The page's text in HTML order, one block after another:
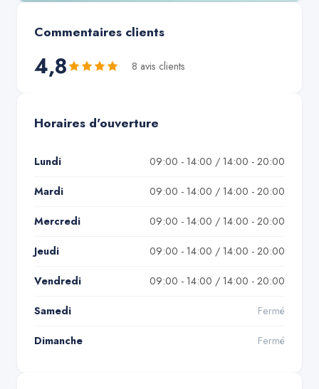
Commentaires clients
4,8 8 avis clients
Horaires d'ouverture
Lundi 09:00 - 14:00 / 14:00 - 20:00
Mardi 09:00 - 14:00 / 14:00 - 20:00
Mercredi 09:00 - 14:00 / 14:00 - 20:00
Jeudi 09:00 - 14:00 / 14:00 - 20:00
Vendredi 09:00 - 14:00 / 14:00 - 20:00
Samedi Fermé
Dimanche Fermé